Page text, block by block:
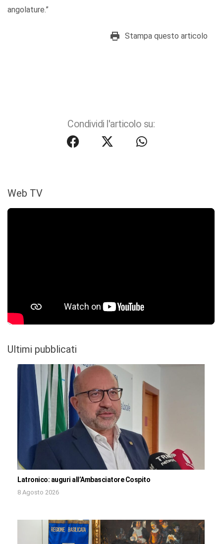
angolature.”
Stampa questo articolo
Condividi l'articolo su:
Web TV
Ultimi pubblicati
Latronico: auguri all’Ambasciatore Cospito
8 Agosto 2026